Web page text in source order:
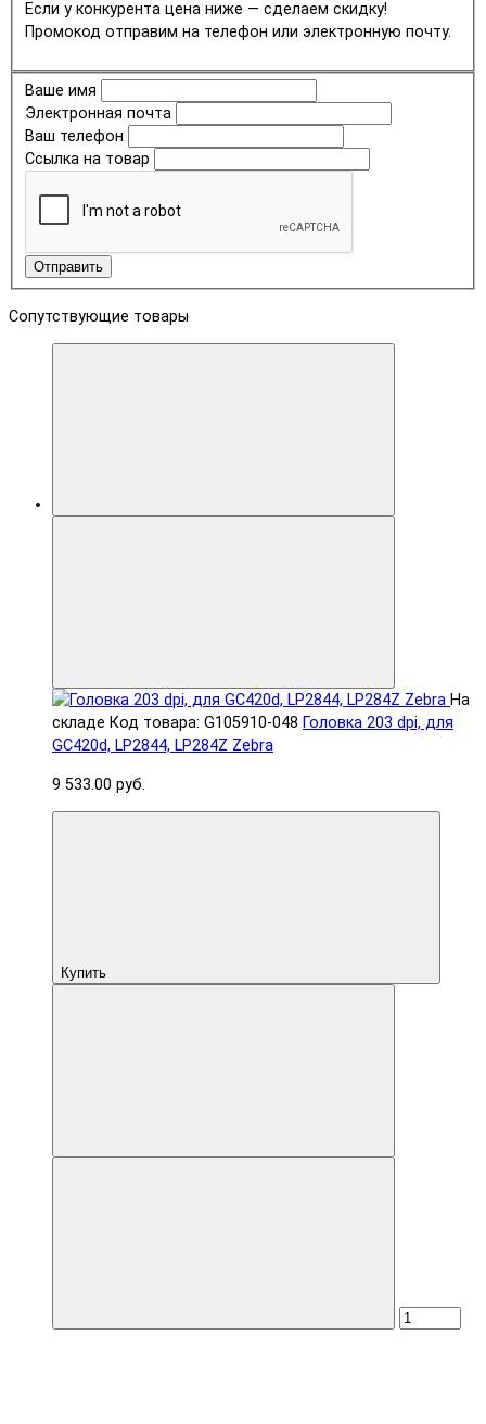
Если у конкурента цена ниже — сделаем скидку!
Промокод отправим на телефон или электронную почту.
Ваше имя
Электронная почта
Ваш телефон
Ссылка на товар
Отправить
Сопутствующие товары
На
складе Код товара: G105910-048 Головка 203 dpi, для
GC420d, LP2844, LP284Z Zebra
9 533.00 руб.
Купить